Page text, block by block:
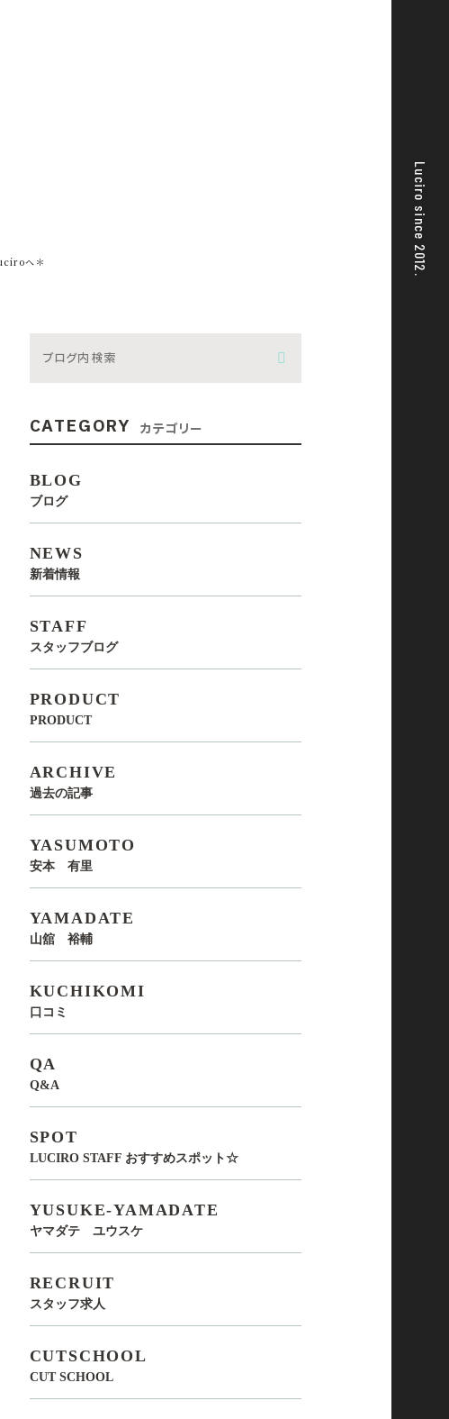
Luciro since 2012.
へ＊
CATEGORY カテゴリー
BLOG
ブログ
NEWS
新着情報
STAFF
スタッフブログ
PRODUCT
PRODUCT
ARCHIVE
過去の記事
YASUMOTO
安本 有里
YAMADATE
山舘 裕輔
KUCHIKOMI
口コミ
QA
Q&A
SPOT
LUCIRO STAFF おすすめスポット☆
YUSUKE-YAMADATE
ヤマダテ ユウスケ
RECRUIT
スタッフ求人
CUTSCHOOL
CUT SCHOOL